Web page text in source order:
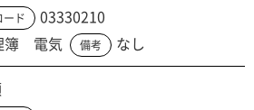
ード 03330210
簿 電気 備考 なし